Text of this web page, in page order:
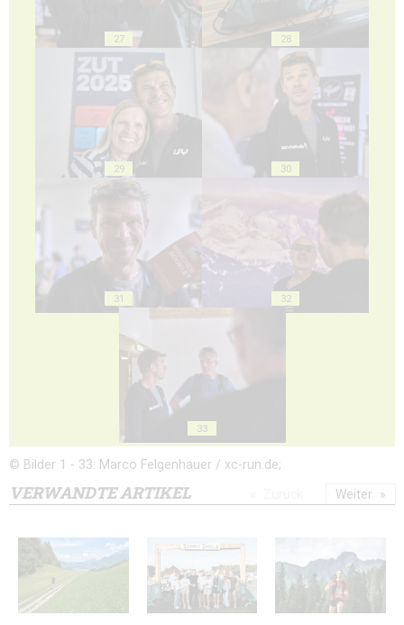
27 28
29 30
31 32
33
© Bilder 1 - 33: Marco Felgenhauer / xc-run.de;
VERWANDTE ARTIKEL Weiter